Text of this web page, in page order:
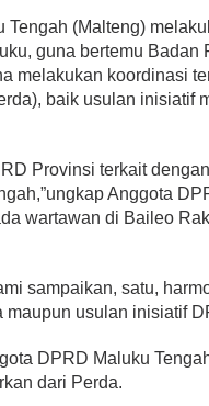
(Malteng)
guna bertemu Badan
melakukan koordinasi
baik usulan inisiatif
Provinsi terkait
Anggota
wartawan di Baileo
sampaikan, satu,
usulan inisiatif
DPRD Maluku
dari Perda.